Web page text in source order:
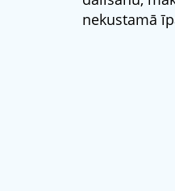
nekustamā